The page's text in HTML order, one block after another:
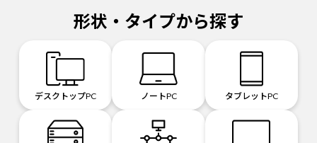
形状・タイプから探す
デスクトップPC ノートPC タブレットPC